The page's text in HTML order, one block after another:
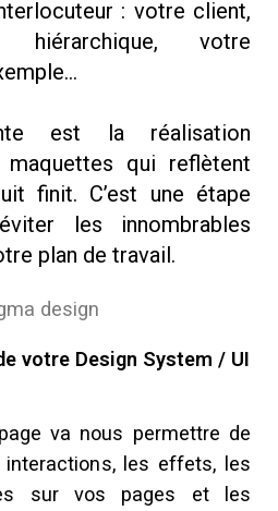
: votre client,
hiérarchique, votre
est la réalisation
qui reflètent
finit. C’est une étape
les innombrables
plan de travail.
votre Design System / UI
va nous permettre de
les effets, les
sur vos pages et les